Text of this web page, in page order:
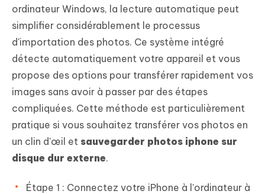
ordinateur Windows, la lecture automatique peut
simplifier considérablement le processus
d'importation des photos. Ce système intégré
détecte automatiquement votre appareil et vous
propose des options pour transférer rapidement vos
images sans avoir à passer par des étapes
compliquées. Cette méthode est particulièrement
pratique si vous souhaitez transférer vos photos en
un clin d'œil et sauvegarder photos iphone sur
disque dur externe.
Étape 1 : Connectez votre iPhone à l'ordinateur à